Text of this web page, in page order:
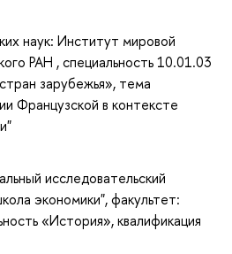
наук: Институт мировой
РАН , специальность 10.01.03
зарубежья», тема
Французской в контексте
исследовательский
экономики", факультет:
«История», квалификация